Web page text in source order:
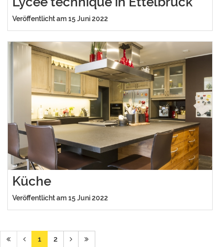
Veröffentlicht am 15 Juni 2022
Küche
Veröffentlicht am 15 Juni 2022
1 2